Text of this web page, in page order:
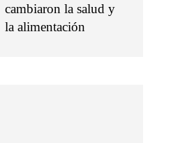
cambiaron la salud y
la alimentación